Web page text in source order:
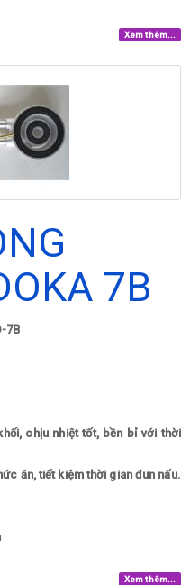
Xem thêm...
7B
7B
chịu nhiệt tốt, bền bỉ với thời
ăn, tiết kiệm thời gian đun nấu.
Xem thêm...